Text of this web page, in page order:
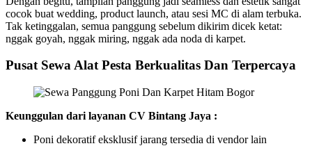
cocok buat wedding, product launch, atau sesi MC di alam terbuka.
Tak ketinggalan, semua panggung sebelum dikirim dicek ketat:
nggak goyah, nggak miring, nggak ada noda di karpet.
Pusat Sewa Alat Pesta Berkualitas Dan Terpercaya
Keunggulan dari layanan CV Bintang Jaya :
Poni dekoratif eksklusif jarang tersedia di vendor lain